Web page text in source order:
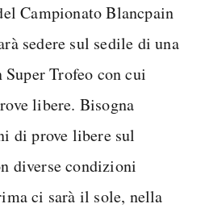
Campionato Blancpain
sedere sul sedile di una
Trofeo con cui
libere. Bisogna
di prove libere sul
diverse condizioni
ci sarà il sole, nella